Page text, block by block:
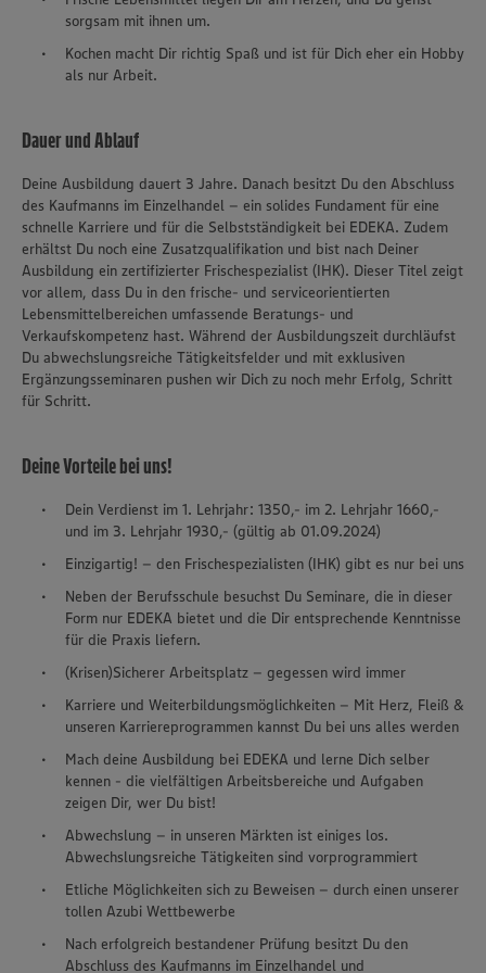
sorgsam mit ihnen um.
Kochen macht Dir richtig Spaß und ist für Dich eher ein Hobby
als nur Arbeit.
Dauer und Ablauf
Deine Ausbildung dauert 3 Jahre. Danach besitzt Du den Abschluss
des Kaufmanns im Einzelhandel – ein solides Fundament für eine
schnelle Karriere und für die Selbstständigkeit bei EDEKA. Zudem
erhältst Du noch eine Zusatzqualifikation und bist nach Deiner
Ausbildung ein zertifizierter Frischespezialist (IHK). Dieser Titel zeigt
vor allem, dass Du in den frische- und serviceorientierten
Lebensmittelbereichen umfassende Beratungs- und
Verkaufskompetenz hast. Während der Ausbildungszeit durchläufst
Du abwechslungsreiche Tätigkeitsfelder und mit exklusiven
Ergänzungsseminaren pushen wir Dich zu noch mehr Erfolg, Schritt
für Schritt.
Deine Vorteile bei uns!
Dein Verdienst im 1. Lehrjahr: 1350,- im 2. Lehrjahr 1660,-
und im 3. Lehrjahr 1930,- (gültig ab 01.09.2024)
Einzigartig! – den Frischespezialisten (IHK) gibt es nur bei uns
Neben der Berufsschule besuchst Du Seminare, die in dieser
Form nur EDEKA bietet und die Dir entsprechende Kenntnisse
für die Praxis liefern.
(Krisen)Sicherer Arbeitsplatz – gegessen wird immer
Karriere und Weiterbildungsmöglichkeiten – Mit Herz, Fleiß &
unseren Karriereprogrammen kannst Du bei uns alles werden
Mach deine Ausbildung bei EDEKA und lerne Dich selber
kennen - die vielfältigen Arbeitsbereiche und Aufgaben
zeigen Dir, wer Du bist!
Abwechslung – in unseren Märkten ist einiges los.
Abwechslungsreiche Tätigkeiten sind vorprogrammiert
Etliche Möglichkeiten sich zu Beweisen – durch einen unserer
tollen Azubi Wettbewerbe
Nach erfolgreich bestandener Prüfung besitzt Du den
Abschluss des Kaufmanns im Einzelhandel und